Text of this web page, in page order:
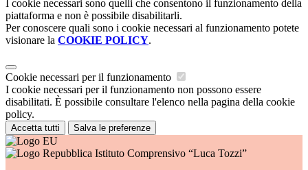
I cookie necessari sono quelli che consentono il funzionamento della
piattaforma e non è possibile disabilitarli.
Per conoscere quali sono i cookie necessari al funzionamento potete
visionare la COOKIE POLICY.
Cookie necessari per il funzionamento
I cookie necessari per il funzionamento non possono essere
disabilitati. È possibile consultare l'elenco nella pagina della cookie
policy.
Accetta tutti Salva le preferenze
Istituto Comprensivo “Luca Tozzi”